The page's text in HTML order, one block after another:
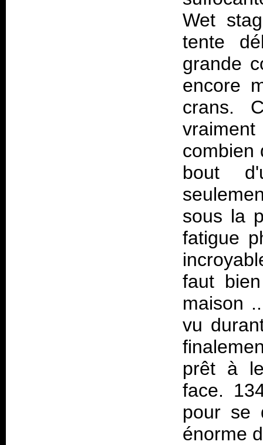
Wet
tente
grande
encore
crans.
combien
bout
sous la
fatigue
faut
maison
vu
prêt à
face.
pour se
énorme